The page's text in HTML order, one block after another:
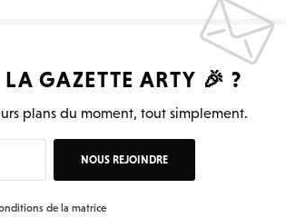
LAGAZETTE ARTY 🎉 ?
plans du moment, tout simplement.
NOUS REJOINDRE
de la matrice